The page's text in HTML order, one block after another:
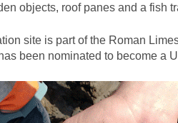
objects, roof panes and a fish
site is part of the Roman
been nominated to become a